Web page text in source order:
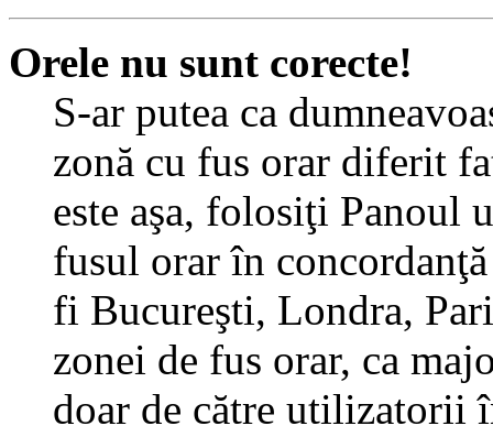
Orele nu sunt corecte!
S-ar putea ca
zonă cu fus orar diferit
este aşa, folosiţi
fusul orar în
fi Bucureşti, Londra,
zonei de fus orar, ca
doar de către utilizatorii